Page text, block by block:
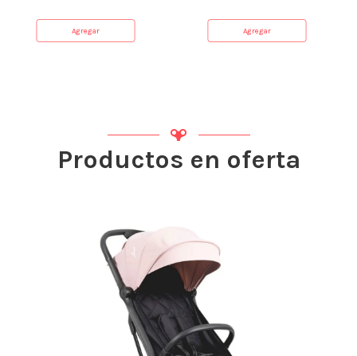
Agregar Agregar
Productos en oferta